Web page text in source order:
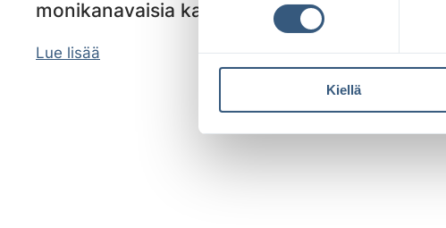
o
k
Kiellä
monikanavaisia kampanjoita
Lue lisää